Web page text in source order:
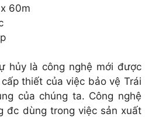
60m
hủy là công nghệ mới được
thiết của việc bảo vệ Trái
của chúng ta. Công nghệ
đc dùng trong việc sản xuất